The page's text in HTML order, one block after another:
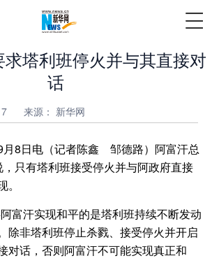
塔利班停火并与其直接对
话
来源： 新华网
8日电（记者陈鑫 邹德路）阿富汗总
只有塔利班接受停火并与阿政府直接
汗实现和平的是塔利班持续不断发动
除非塔利班停止杀戮、接受停火并开启
对话，否则阿富汗不可能实现真正和